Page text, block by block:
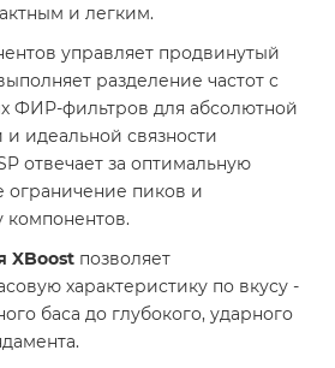
и легким.
управляет продвинутый
разделение частот с
ФИР-фильтров для абсолютной
идеальной связности
отвечает за оптимальную
ограничение пиков и
компонентов.
XBoost позволяет
характеристику по вкусу -
баса до глубокого, ударного